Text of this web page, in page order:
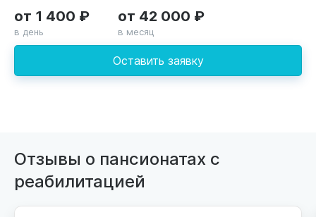
Оставить заявку
от 1 400 ₽
в день
от 42 000 ₽
в месяц
Отзывы о пансионатах с
реабилитацией